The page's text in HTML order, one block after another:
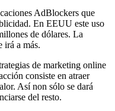
AdBlockers que
En EEUU este uso
de dólares. La
irá a más.
de marketing online
consiste en atraer
Así non sólo se dará
del resto.